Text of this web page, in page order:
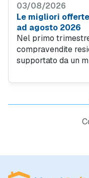
03/08/2026
Le migliori
ad agosto 2026
Nel primo
compravendite
supportato da un
trend evidenzia
l'accesso al
di case,
prezzo al metro
registrato un